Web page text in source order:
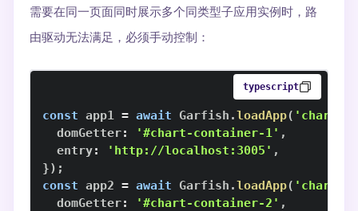
需要在同一页面同时展示多个同类型子应用实例时，路
由驱动无法满足，必须手动控制：
typescript
const app1 = await Garfish .loadApp( 'chart'
  domGetter
: '#chart-container-1' ,
  entry
: 'http://localhost:3005' ,
}) ;
const app2 = await Garfish .loadApp( 'chart'
  domGetter
: '#chart-container-2' ,